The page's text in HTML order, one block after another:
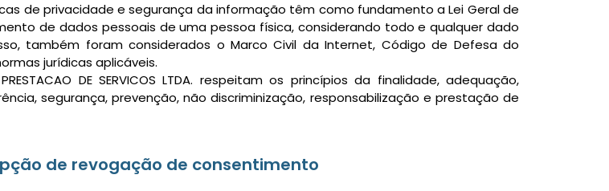
de privacidade e segurança da informação têm como fundamento a Lei Geral de
de dados pessoais de uma pessoa física, considerando todo e qualquer dado
também foram considerados o Marco Civil da Internet, Código de Defesa do
jurídicas aplicáveis.
DE SERVICOS LTDA. respeitam os princípios da finalidade, adequação,
segurança, prevenção, não discriminização, responsabilização e prestação de
de revogação de consentimento